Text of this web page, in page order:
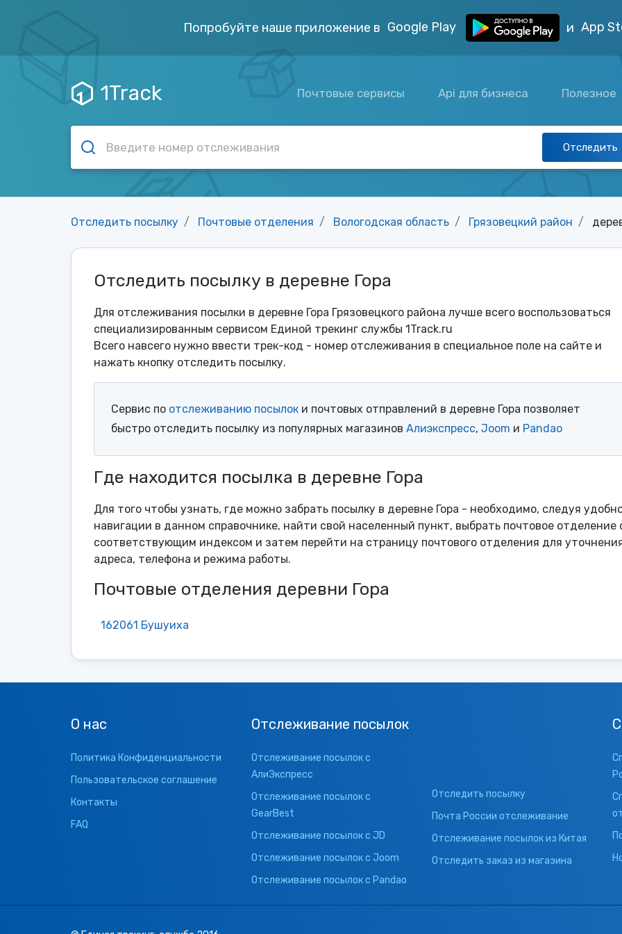
Попробуйте наше приложение в Google Play и App
1Track Почтовые сервисы Api для бизнеса Полезное
Отследить
Отследить посылку Почтовые отделения Вологодская область Грязовецкий район
Отследить посылку в деревне Гора
Для отслеживания посылки в деревне Гора Грязовецкого района лучше всего воспользоваться
специализированным сервисом Единой трекинг службы 1Track.ru
Всего навсего нужно ввести трек-код - номер отслеживания в специальное поле на сайте и
нажать кнопку отследить посылку.
Сервис по отслеживанию посылок и почтовых отправлений в деревне Гора позволяет
быстро отследить посылку из популярных магазинов Алиэкспресс, Joom и Pandao
Где находится посылка в деревне Гора
Для того чтобы узнать, где можно забрать посылку в деревне Гора - необходимо, следуя
навигации в данном справочнике, найти свой населенный пункт, выбрать почтовое отделение
соответствующим индексом и затем перейти на страницу почтового отделения для
адреса, телефона и режима работы.
Почтовые отделения деревни Гора
162061 Бушуиха
О нас
Политика Конфиденциальности
Пользовательское соглашение
Контакты
FAQ
Отслеживание посылок
Отслеживание посылок с
АлиЭкспресс
Отслеживание посылок с
GearBest
Отслеживание посылок с JD
Отслеживание посылок с Joom
Отслеживание посылок с Pandao
Отследить посылку
Почта России отслеживание
Отслеживание посылок из Китая
Отследить заказ из магазина